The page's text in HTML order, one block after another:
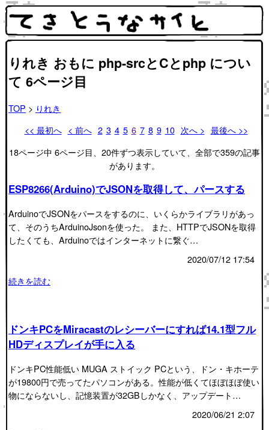
りれき おもに php-srcとCとphp につい
て 6ページ目
TOP > りれき
<< 最初へ < 前へ 2 3 4 5 6 7 8 9 10 次へ > 最後へ >>
18ページ中 6ページ目、20件ずつ表示していて、全部で359の記事
があります。
ESP8266(Arduino)でJSONを取得して、パースする
ArduinoでJSONをパースをするのに、いくらかライブラリがあっ
て、そのうちArduinoJsonを使った。 また、HTTPでJSONを取得
したくても、Arduinoではインターネットに繋ぐ…
2020/07/12 17:54
続きを読む
ドンキPCをMiracastのレシーバーにすれば14.1型フル
HDディスプレイが手に入る
ドンキPC性能低い MUGA ストイック PCという、ドン・キホーテ
が19800円で売ってたパソコンがある。性能が低くてほぼほぼ使い
物にならないし、記憶装置が32GBしかなく、アップデート…
2020/06/21 2:07